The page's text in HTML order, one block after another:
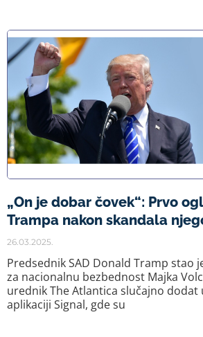
„On je dobar čovek“: Prvo
Trampa nakon skandala
26.03.2025.
Predsednik SAD Donald Tramp stao
za nacionalnu bezbednost Majka
urednik The Atlantica slučajno dodat
aplikaciji Signal, gde su